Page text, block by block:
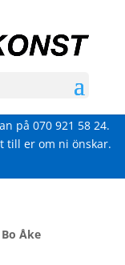
på 070 921 58 24.
till er om ni önskar.
Åke